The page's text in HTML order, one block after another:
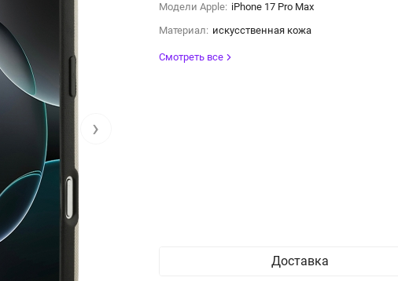
›
Модели Apple: iPhone 17 Pro Max
Материал: искусственная кожа
Смотреть все
Доставка